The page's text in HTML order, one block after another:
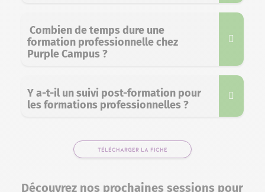
Combien de temps dure une
formation professionnelle chez
Purple Campus ?
Y a-t-il un suivi post-formation pour
les formations professionnelles ?
TÉLÉCHARGER LA FICHE
Découvrez nos prochaines sessions pour